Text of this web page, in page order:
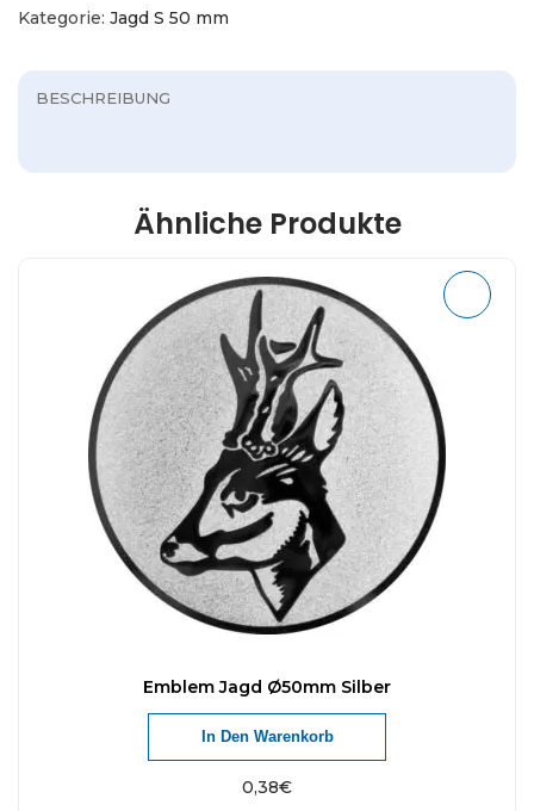
Kategorie: Jagd S 50 mm
BESCHREIBUNG
Ähnliche Produkte
Emblem Jagd Ø50mm Silber
0,38€
In Den Warenkorb